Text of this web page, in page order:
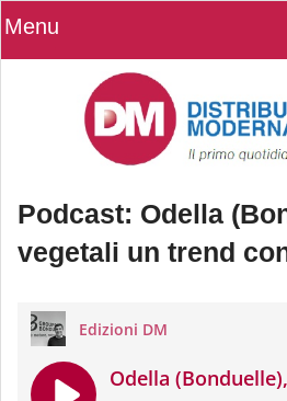
Menu
Podcast: Odella
vegetali un trend
Podcast: Odella
vegetali un trend